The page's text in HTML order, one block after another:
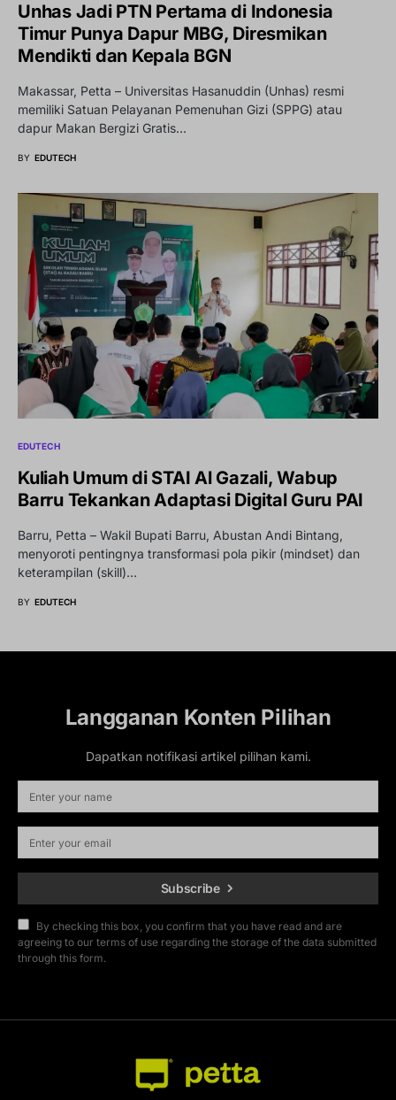
Unhas Jadi PTN Pertama di Indonesia
Timur Punya Dapur MBG, Diresmikan
Mendikti dan Kepala BGN
Makassar, Petta – Universitas Hasanuddin (Unhas) resmi
memiliki Satuan Pelayanan Pemenuhan Gizi (SPPG) atau
dapur Makan Bergizi Gratis…
BY EDUTECH
EDUTECH
Kuliah Umum di STAI Al Gazali, Wabup
Barru Tekankan Adaptasi Digital Guru PAI
Barru, Petta – Wakil Bupati Barru, Abustan Andi Bintang,
menyoroti pentingnya transformasi pola pikir (mindset) dan
keterampilan (skill)…
BY EDUTECH
Langganan Konten Pilihan
Dapatkan notifikasi artikel pilihan kami.
Subscribe
By checking this box, you confirm that you have read and are
agreeing to our terms of use regarding the storage of the data submitted
through this form.